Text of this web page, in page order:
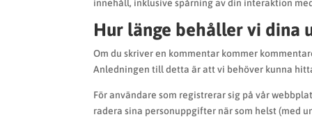
innehåll, inklusive spårning av din interaktion
Hur länge behåller vi dina
Om du skriver en kommentar kommer
Anledningen till detta är att vi behöver kunna
För användare som registrerar sig på vår
radera sina personuppgifter när som helst (med